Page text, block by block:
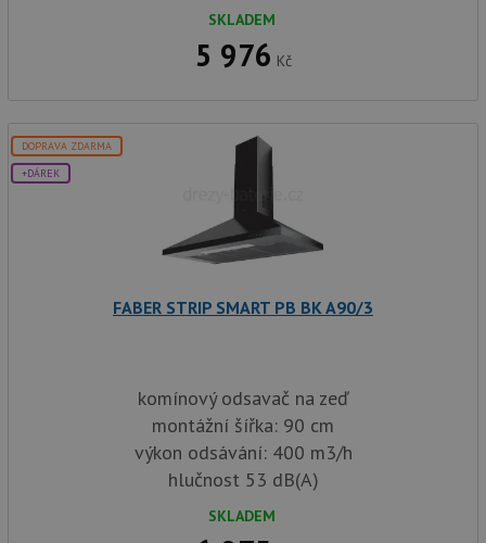
SKLADEM
5 976 Kč
DOPRAVA ZDARMA
+DÁREK
FABER STRIP SMART PB BK A90/3
komínový odsavač na zeď
montážní šířka: 90 cm
výkon odsávání: 400 m3/h
hlučnost 53 dB(A)
SKLADEM